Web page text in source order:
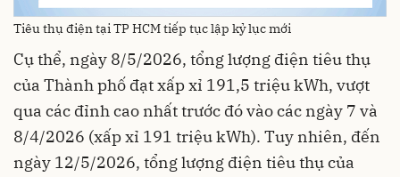
Tiêu thụ điện tại TP HCM tiếp tục lập kỷ lục mới
Cụ thể, ngày 8/5/2026, tổng lượng điện tiêu thụ
của Thành phố đạt xấp xỉ 191,5 triệu kWh, vượt
qua các đỉnh cao nhất trước đó vào các ngày 7 và
8/4/2026 (xấp xỉ 191 triệu kWh). Tuy nhiên, đến
ngày 12/5/2026, tổng lượng điện tiêu thụ của